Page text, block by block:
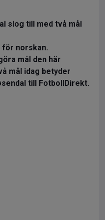
slog till med två mål
för norskan.
mål den här
mål idag betyder
till FotbollDirekt.